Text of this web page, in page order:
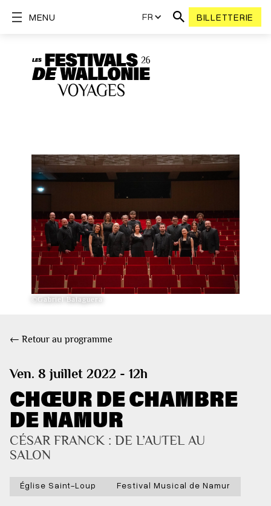
FR BILLETTERIE
MENU
©Gabriel Balaguera
← Retour au programme
Ven. 8 juillet 2022 - 12h
CHŒUR DE CHAMBRE
DE NAMUR
CÉSAR FRANCK : DE L’AUTEL AU
SALON
Église Saint-Loup Festival Musical de Namur